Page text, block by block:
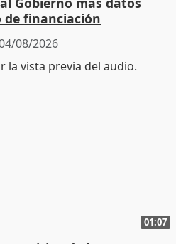
de financiación
08/2026
01:07